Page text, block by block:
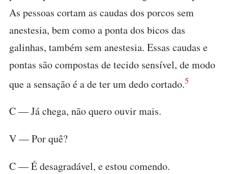
As pessoas cortam as caudas dos porcos sem
anestesia, bem como a ponta dos bicos das
galinhas, também sem anestesia. Essas caudas e
pontas são compostas de tecido sensível, de modo
que a sensação é a de ter um dedo cortado.5
C — Já chega, não quero ouvir mais.
V — Por quê?
C — É desagradável, e estou comendo.